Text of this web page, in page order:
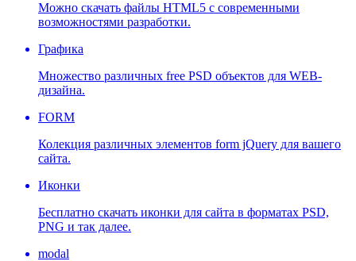
Можно скачать файлы HTML5 с современными
возможностями разработки.
Графика
Множество различных free PSD объектов для WEB-
дизайна.
FORM
Колекция различных элементов form jQuery для вашего
сайта.
Иконки
Бесплатно скачать иконки для сайта в форматах PSD,
PNG и так далее.
modal